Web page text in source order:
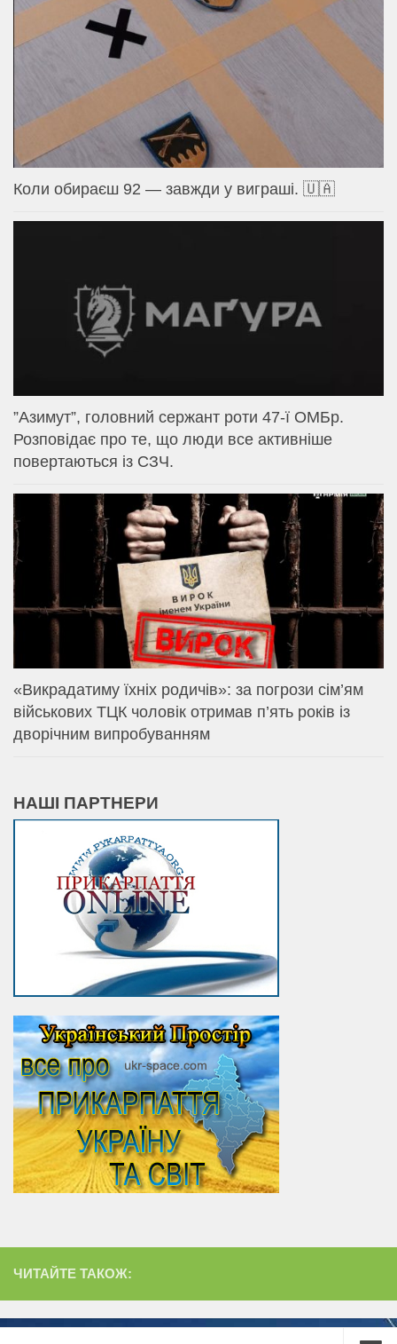
Коли обираєш 92 — завжди у виграші. 🇺🇦
⁨”Азимут”, головний сержант роти 47-ї ОМБр.
Розповідає про те, що люди все активніше
повертаються із СЗЧ.
«Викрадатиму їхніх родичів»: за погрози сім’ям
військових ТЦК чоловік отримав п’ять років із
дворічним випробуванням
НАШІ ПАРТНЕРИ
ЧИТАЙТЕ ТАКОЖ: